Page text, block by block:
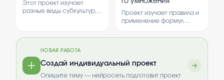
обсуждаются
преимущества и
современные подходы и
практические
рекомендации по
Этот проект изучает
разные виды субкультур,
субкультур и их роль в
жизни молодых людей.
Проект изучает правила и
применение формул
в математике. В нем
их использование для
упрощения вычислений.
НОВАЯ РАБОТА
Создай индивидуальный проект
Опишите тему — нейросеть подготовит проект